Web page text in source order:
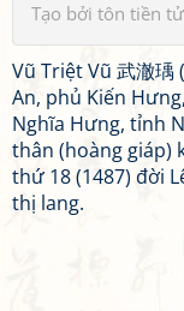
Tạo bởi tôn tiền tử
Vũ Triệt Vũ 武澈瑀
An, phủ Kiến
Nghĩa Hưng, tỉnh
thân (hoàng giáp)
thứ 18 (1487) đời
thị lang.